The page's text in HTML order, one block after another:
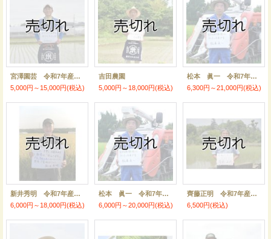
宮澤園芸 令和7年産 埼玉県吉見町産米
5,000円～15,000円(税込)
吉田農園
5,000円～18,000円(税込)
松本 眞一 令和7年産 吉見町産米コシヒカリ
6,300円～21,000円(税込)
新井秀明 令和7年産 埼玉県吉見町産米
6,000円～18,000円(税込)
松本 眞一 令和7年産吉見町産米 彩のきずな
6,000円～20,000円(税込)
齊藤正明 令和7年産吉見町産米 彩のきずな
6,500円(税込)